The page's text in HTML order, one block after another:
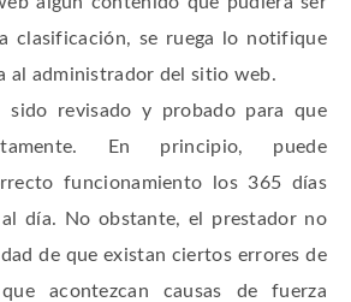
clasificación, se ruega lo notifique
al administrador del sitio web.
sido revisado y probado para que
En principio, puede
funcionamiento los 365 días
día. No obstante, el prestador no
de que existan ciertos errores de
acontezcan causas de fuerza